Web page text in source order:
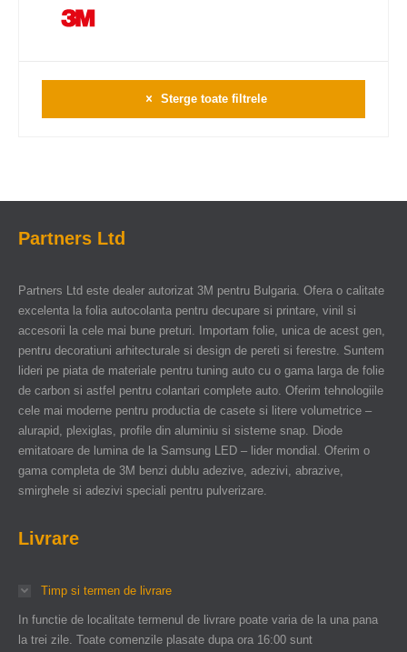
Sterge toate filtrele
Partners Ltd
Partners Ltd este dealer autorizat 3M pentru Bulgaria. Ofera o calitate
excelenta la folia autocolanta pentru decupare si printare, vinil si
accesorii la cele mai bune preturi. Importam folie, unica de acest gen,
pentru decoratiuni arhitecturale si design de pereti si ferestre. Suntem
lideri pe piata de materiale pentru tuning auto cu o gama larga de folie
de carbon si astfel pentru colantari complete auto. Oferim tehnologiile
cele mai moderne pentru productia de casete si litere volumetrice –
alurapid, plexiglas, profile din aluminiu si sisteme snap. Diode
emitatoare de lumina de la Samsung LED – lider mondial. Oferim o
gama completa de 3M benzi dublu adezive, adezivi, abrazive,
smirghele si adezivi speciali pentru pulverizare.
Livrare
Timp si termen de livrare
In functie de localitate termenul de livrare poate varia de la una pana
la trei zile. Toate comenzile plasate dupa ora 16:00 sunt